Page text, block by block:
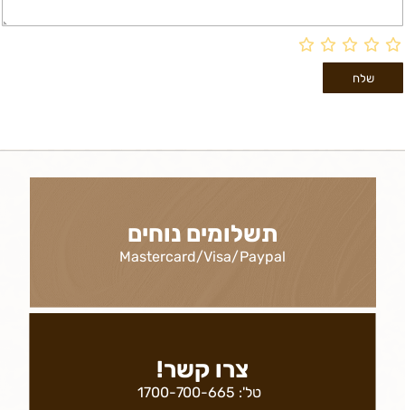
תשלומים נוחים
Mastercard/Visa/Paypal
צרו קשר!
טל': 1700-700-665